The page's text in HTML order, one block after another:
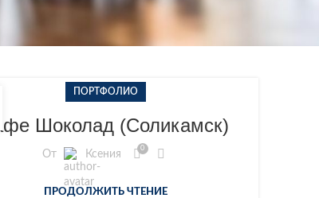
ПОРТФОЛИО
Шоколад (Соликамск)
От Ксения 0
ПРОДОЛЖИТЬ ЧТЕНИЕ